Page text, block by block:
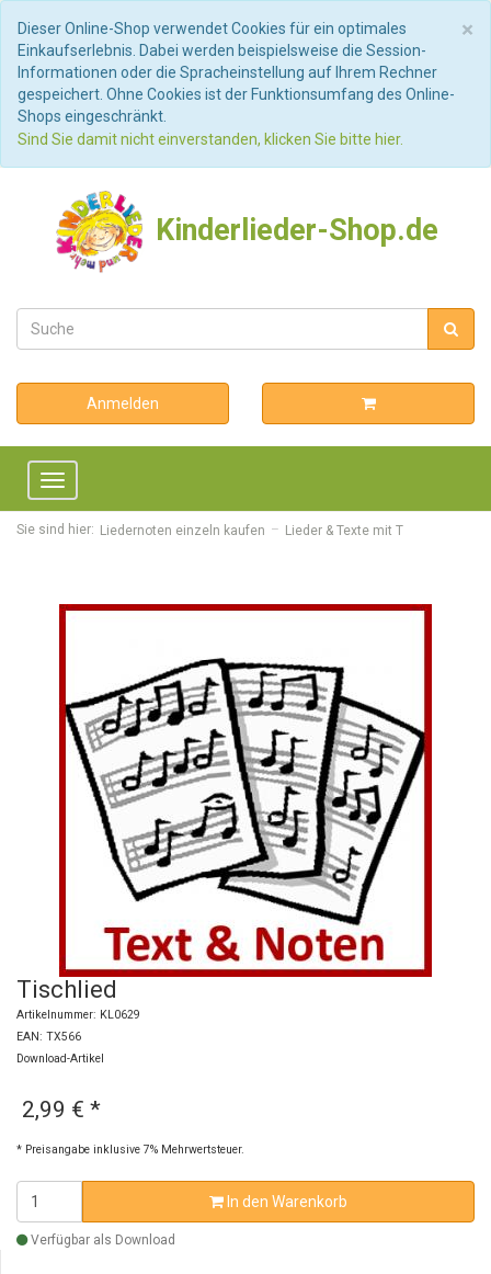
×
Dieser Online-Shop verwendet Cookies für ein optimales
Einkaufserlebnis. Dabei werden beispielsweise die Session-
Informationen oder die Spracheinstellung auf Ihrem Rechner
gespeichert. Ohne Cookies ist der Funktionsumfang des Online-
Shops eingeschränkt.
Sind Sie damit nicht einverstanden, klicken Sie bitte hier.
Kinderlieder-Shop.de
Anmelden
Toggle
navigation
Sie sind hier: Liedernoten einzeln kaufen Lieder & Texte mit T
Tischlied
Artikelnummer: KL0629
EAN: TX566
Download-Artikel
2,99 € *
* Preisangabe inklusive 7% Mehrwertsteuer.
In den Warenkorb
Verfügbar als Download